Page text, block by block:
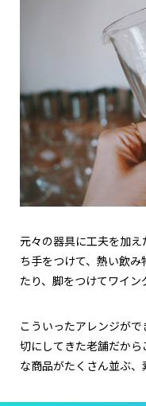
元々の器具に工夫を加え
ち手をつけて、熱い飲
たり、脚をつけてワイン
こういったアレンジが
切にしてきた老舗だか
な商品がたくさん並ぶ、